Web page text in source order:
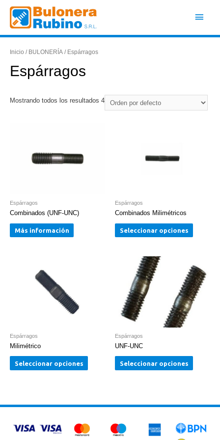
contenido
Inicio / BULONERÍA / Espárragos
Espárragos
Mostrando todos los resultados 4
Espárragos
Combinados (UNF-UNC)
Más información
Espárragos
Combinados Milimétricos
Seleccionar opciones
Espárragos
Milimétrico
Seleccionar opciones
Espárragos
UNF-UNC
Seleccionar opciones